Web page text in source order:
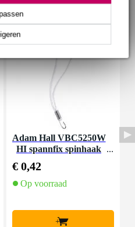
Adam Hall VBC5250W
HI spannfix spinhaak
€ 0,42
Op voorraad
+